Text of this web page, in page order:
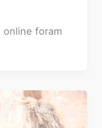
online foram